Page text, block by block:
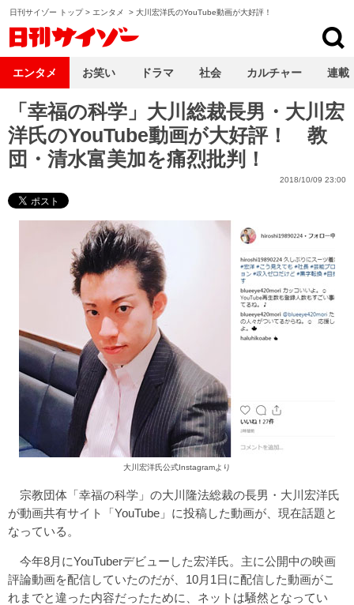
日刊サイゾー トップ> エンタメ > 大川宏洋氏のYouTube動画が大好評！
「幸福の科学」大川総裁長男・大川宏
洋氏のYouTube動画が大好評！ 教
団・清水富美加を痛烈批判！
2018/10/09 23:00
大川宏洋氏公式Instagramより
宗教団体「幸福の科学」の大川隆法総裁の長男・大川宏洋氏
が動画共有サイト「YouTube」に投稿した動画が、現在話題と
なっている。
今年8月にYouTuberデビューした宏洋氏。主に公開中の映画
評論動画を配信していたのだが、10月1日に配信した動画がこ
れまでと違った内容だったために、ネットは騒然となってい
エンタメ お笑い ドラマ 社会 カルチャー 連載